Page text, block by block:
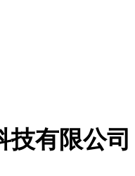
技有限公司